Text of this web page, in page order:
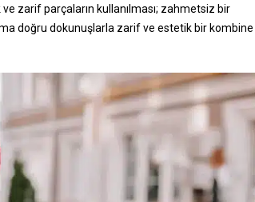
ve zarif parçaların kullanılması; zahmetsiz bir
doğru dokunuşlarla zarif ve estetik bir kombine